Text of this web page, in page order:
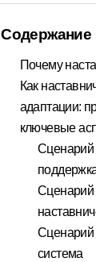
Содержание
Почему
Как
адаптации:
ключевые
Сценарий
Сценарий
Сценарий
система